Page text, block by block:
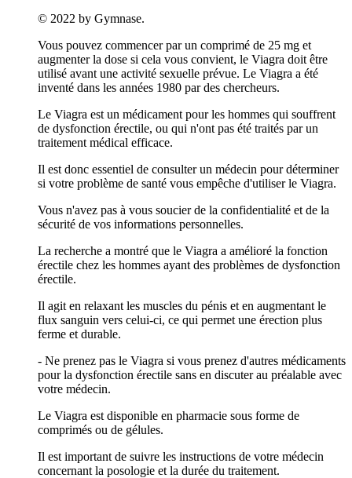
© 2022 by Gymnase.
Vous pouvez commencer par un comprimé de 25 mg et
augmenter la dose si cela vous convient, le Viagra doit être
utilisé avant une activité sexuelle prévue. Le Viagra a été
inventé dans les années 1980 par des chercheurs.
Le Viagra est un médicament pour les hommes qui souffrent
de dysfonction érectile, ou qui n'ont pas été traités par un
traitement médical efficace.
Il est donc essentiel de consulter un médecin pour déterminer
si votre problème de santé vous empêche d'utiliser le Viagra.
Vous n'avez pas à vous soucier de la confidentialité et de la
sécurité de vos informations personnelles.
La recherche a montré que le Viagra a amélioré la fonction
érectile chez les hommes ayant des problèmes de dysfonction
érectile.
Il agit en relaxant les muscles du pénis et en augmentant le
flux sanguin vers celui-ci, ce qui permet une érection plus
ferme et durable.
- Ne prenez pas le Viagra si vous prenez d'autres médicaments
pour la dysfonction érectile sans en discuter au préalable avec
votre médecin.
Le Viagra est disponible en pharmacie sous forme de
comprimés ou de gélules.
Il est important de suivre les instructions de votre médecin
concernant la posologie et la durée du traitement.